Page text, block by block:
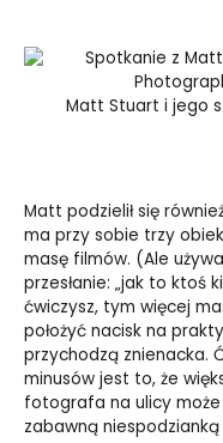
Matt Stuart i jego
Matt podzielił się
ma przy sobie trzy
masę filmów. (Ale
przesłanie: „jak to ktoś
ćwiczysz, tym więcej
położyć nacisk na
przychodzą znienacka.
minusów jest to, że
fotografa na ulicy
zabawną niespodzianką